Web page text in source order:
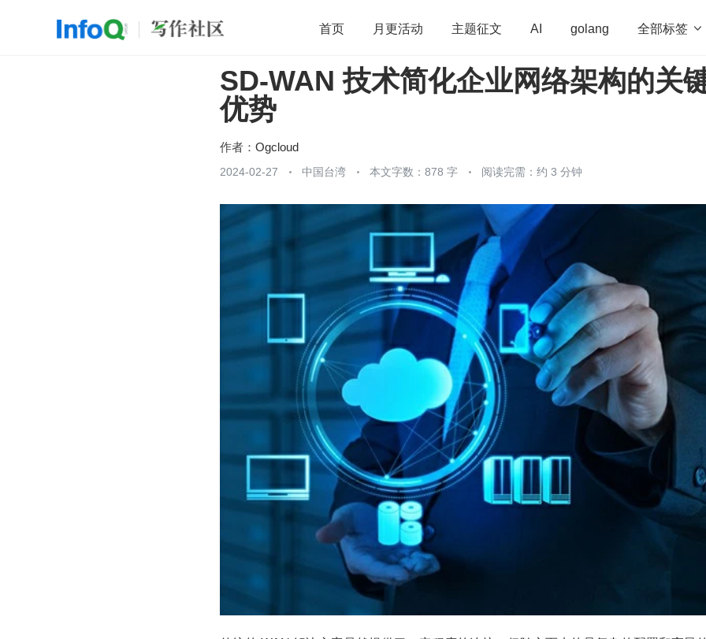
首页 月更活动 主题征文 AI golang 全部标签 
开源 架构 OpenHarmony 算法 学习方法 Web3.0 高
团队管理
SD-WAN 技术简化企业网络架构的关
优势
作者： Ogcloud
2024-02-27 中国台湾 本文字数：878 字 阅读完需：约 3 分钟